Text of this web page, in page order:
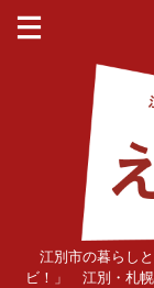
江別市の暮らし
ビ！」 江別・札幌